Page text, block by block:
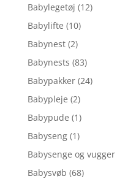
Babylegetøj (12)
Babylifte (10)
Babynest (2)
Babynests (83)
Babypakker (24)
Babypleje (2)
Babypude (1)
Babyseng (1)
Babysenge og vugger
Babysvøb (68)